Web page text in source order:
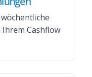
Ihrem Cashflow